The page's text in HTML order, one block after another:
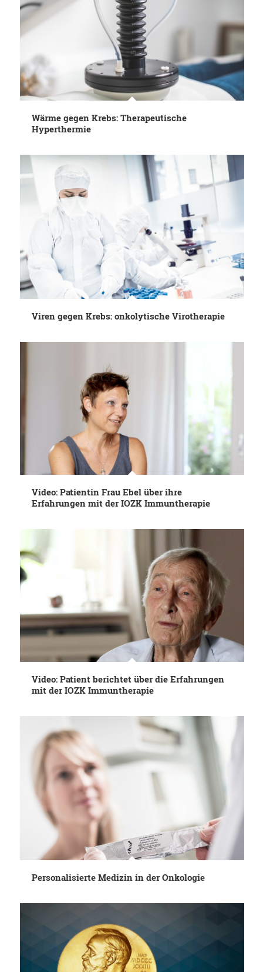
Wärme gegen Krebs: Therapeutische
Hyperthermie
Viren gegen Krebs: onkolytische Virotherapie
Video: Patientin Frau Ebel über ihre
Erfahrungen mit der IOZK Immuntherapie
Video: Patient berichtet über die Erfahrungen
mit der IOZK Immuntherapie
Personalisierte Medizin in der Onkologie